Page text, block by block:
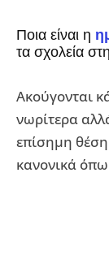
Ποια είναι η
τα σχολεία
Ακούγονται
νωρίτερα
επίσημη θέση
κανονικά